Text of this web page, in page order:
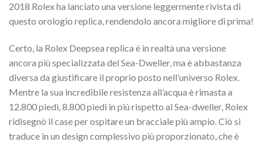
2018 Rolex ha lanciato una versione leggermente rivista di
questo orologio replica, rendendolo ancora migliore di prima!
Certo, la Rolex Deepsea replica è in realtà una versione
ancora più specializzata del Sea-Dweller, ma è abbastanza
diversa da giustificare il proprio posto nell’universo Rolex.
Mentre la sua incredibile resistenza all’acqua è rimasta a
12.800 piedi, 8.800 piedi in più rispetto al Sea-dweller, Rolex
ridisegnò il case per ospitare un bracciale più ampio. Ciò si
traduce in un design complessivo più proporzionato, che è